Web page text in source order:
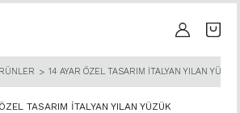
14 AYAR ÖZEL TASARIM İTALYAN YILAN YÜZÜK